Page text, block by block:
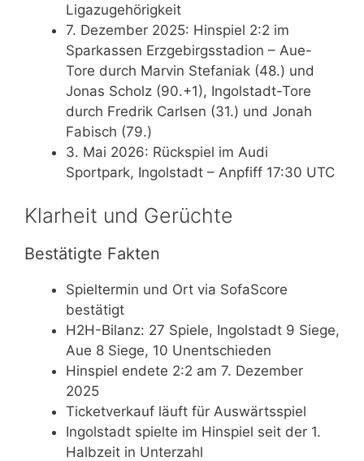
Ligazugehörigkeit
7. Dezember 2025: Hinspiel 2:2 im
Sparkassen Erzgebirgsstadion – Aue-
Tore durch Marvin Stefaniak (48.) und
Jonas Scholz (90.+1), Ingolstadt-Tore
durch Fredrik Carlsen (31.) und Jonah
Fabisch (79.)
3. Mai 2026: Rückspiel im Audi
Sportpark, Ingolstadt – Anpfiff 17:30 UTC
Klarheit und Gerüchte
Bestätigte Fakten
Spieltermin und Ort via SofaScore
bestätigt
H2H-Bilanz: 27 Spiele, Ingolstadt 9 Siege,
Aue 8 Siege, 10 Unentschieden
Hinspiel endete 2:2 am 7. Dezember
2025
Ticketverkauf läuft für Auswärtsspiel
Ingolstadt spielte im Hinspiel seit der 1.
Halbzeit in Unterzahl